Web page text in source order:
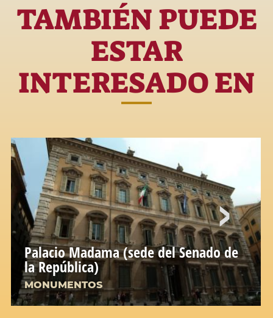
TAMBIÉN PUEDE
ESTAR
INTERESADO EN
Palacio Madama (sede del Senado de
la República)
MONUMENTOS